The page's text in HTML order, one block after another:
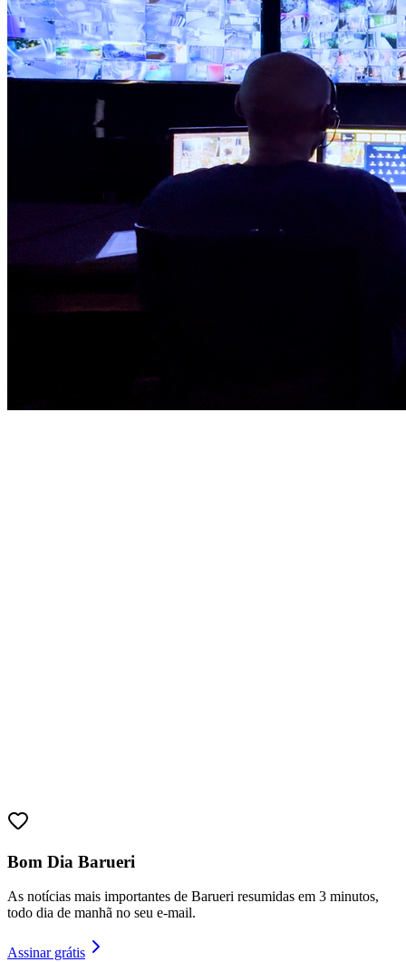
Ceará
Bom Dia Barueri
As notícias mais importantes de Barueri resumidas em 3 minutos,
todo dia de manhã no seu e-mail.
Assinar grátis